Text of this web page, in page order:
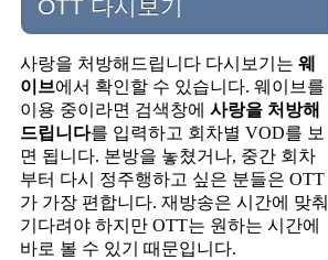
OTT 다시보기
사랑을 처방해드립니다 다시보기는 웨
이브에서 확인할 수 있습니다. 웨이브를
이용 중이라면 검색창에 사랑을 처방해
드립니다를 입력하고 회차별 VOD를 보
면 됩니다. 본방을 놓쳤거나, 중간 회차
부터 다시 정주행하고 싶은 분들은 OTT
가 가장 편합니다. 재방송은 시간에 맞춰
기다려야 하지만 OTT는 원하는 시간에
바로 볼 수 있기 때문입니다.